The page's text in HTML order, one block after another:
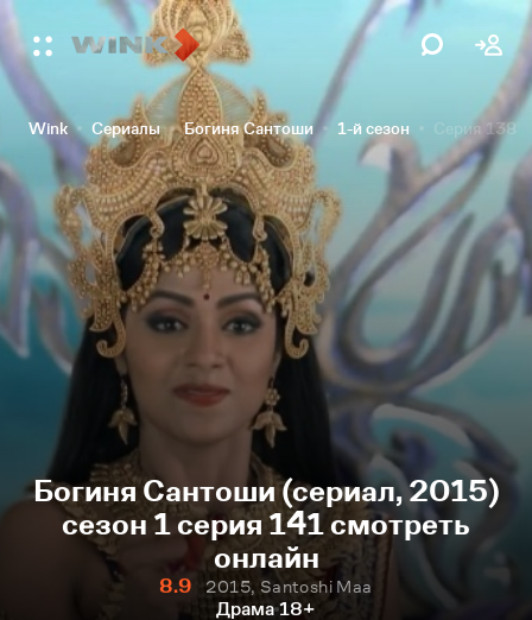
Wink Сериалы Богиня Сантоши 1-й сезон Серия 138
Богиня Сантоши (сериал, 2015)
сезон 1 серия 141 смотреть
онлайн
8.9
2015, Santoshi Maa
Драма 18+